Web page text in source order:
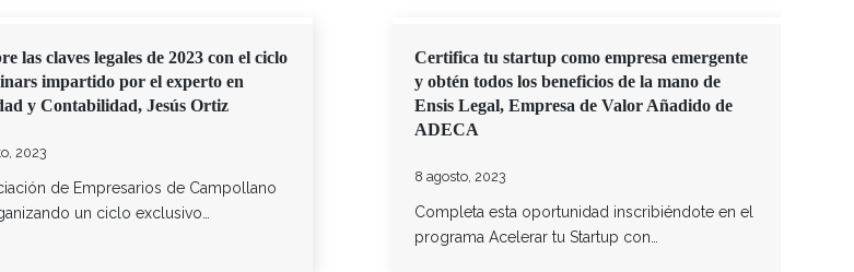
las claves legales de 2023 con el ciclo
impartido por el experto en
y Contabilidad, Jesús Ortiz
2023
de Empresarios de Campollano
un ciclo exclusivo…
Certifica tu startup como empresa emergente
y obtén todos los beneficios de la mano de
Ensis Legal, Empresa de Valor Añadido de
ADECA
8 agosto, 2023
Completa esta oportunidad inscribiéndote en el
programa Acelerar tu Startup con…